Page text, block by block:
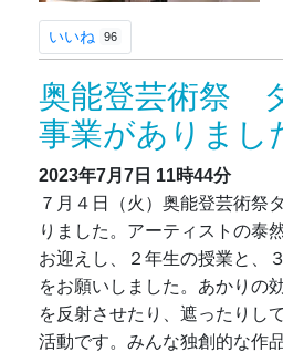
いいね 96
奥能登芸術祭
事業がありまし
2023年7月7日 11時44分
７月４日（火）奥能登芸術祭
りました。アーティストの泰
お迎えし、２年生の授業と、
をお願いしました。あかりの
を反射させたり、遮ったりし
活動です。みんな独創的な作